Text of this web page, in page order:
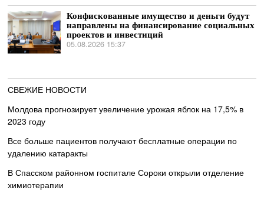
Конфискованные имущество и деньги будут
направлены на финансирование социальных
проектов и инвестиций
05.08.2026 15:37
СВЕЖИЕ НОВОСТИ
Молдова прогнозирует увеличение урожая яблок на 17,5% в
2023 году
Все больше пациентов получают бесплатные операции по
удалению катаракты
В Спасском районном госпитале Сороки открыли отделение
химиотерапии